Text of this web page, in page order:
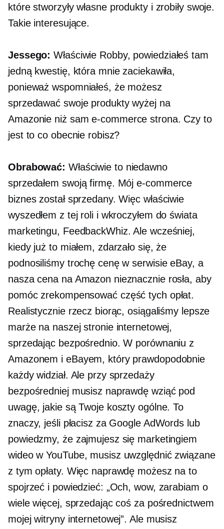
które stworzyły własne produkty i zrobiły swoje.
Takie interesujące.
Jessego: Właściwie Robby, powiedziałeś tam
jedną kwestię, która mnie zaciekawiła,
ponieważ wspomniałeś, że możesz
sprzedawać swoje produkty wyżej na
Amazonie niż same-commerce strona. Czy to
jest to co obecnie robisz?
Obrabować: Właściwie to niedawno
sprzedałem swoją firmę. Móje-commerce
biznes został sprzedany. Więc właściwie
wyszedłem z tej roli i wkroczyłem do świata
marketingu, FeedbackWhiz. Ale wcześniej,
kiedy już to miałem, zdarzało się, że
podnosiliśmy trochę cenę w serwisie eBay, a
nasza cena na Amazon nieznacznie rosła, aby
pomóc zrekompensować część tych opłat.
Realistycznie rzecz biorąc, osiągaliśmy lepsze
marże na naszej stronie internetowej,
sprzedając bezpośrednio. W porównaniu z
Amazonem i eBayem, który prawdopodobnie
każdy widział. Ale przy sprzedaży
bezpośredniej musisz naprawdę wziąć pod
uwagę, jakie są Twoje koszty ogólne. To
znaczy, jeśli płacisz za Google AdWords lub
powiedzmy, że zajmujesz się marketingiem
wideo w YouTube, musisz uwzględnić związane
z tym opłaty. Więc naprawdę możesz na to
spojrzeć i powiedzieć: „Och, wow, zarabiam o
wiele więcej, sprzedając coś za pośrednictwem
mojej witryny internetowej”. Ale musisz